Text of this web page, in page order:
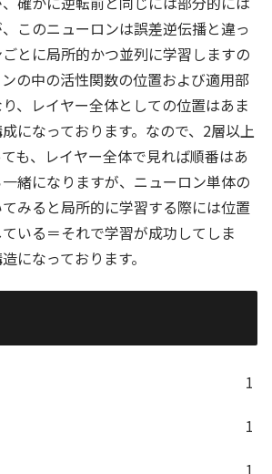
このニューロンは誤差逆伝播と違っ
とに局所的かつ並列に学習しますの
の中の活性関数の位置および適用部
、レイヤー全体としての位置はあま
になっております。なので、2層以上
も、レイヤー全体で見れば順番はあ
緒になりますが、ニューロン単体の
みると局所的に学習する際には位置
いる＝それで学習が成功してしま
になっております。
1
1